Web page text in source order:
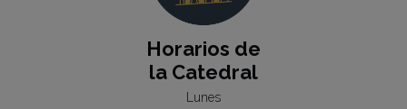
Horarios de
la Catedral
Lunes